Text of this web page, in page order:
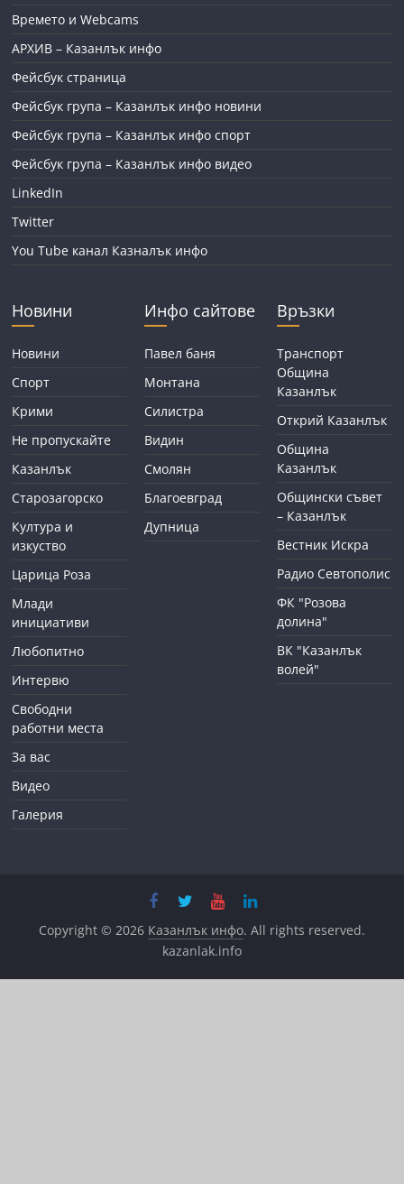
Времето и Webcams
АРХИВ – Казанлък инфо
Фейсбук страница
Фейсбук група – Казанлък инфо новини
Фейсбук група – Казанлък инфо спорт
Фейсбук група – Казанлък инфо видео
LinkedIn
Twitter
You Tube канал Казналък инфо
Новини
Новини
Спорт
Крими
Не пропускайте
Казанлък
Старозагорско
Култура и
изкуство
Царица Роза
Млади
инициативи
Любопитно
Интервю
Свободни
работни места
За вас
Видео
Галерия
Инфо сайтове
Павел баня
Монтана
Силистра
Видин
Смолян
Благоевград
Дупница
Връзки
Транспорт
Община
Казанлък
Открий Казанлък
Община
Казанлък
Общински съвет
– Казанлък
Вестник Искра
Радио Севтополис
ФК "Розова
долина"
ВК "Казанлък
волей"
Copyright © 2026 Казанлък инфо. All rights reserved.
kazanlak.info